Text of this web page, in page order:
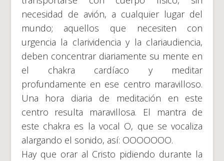
necesidad de avión, a cualquier lugar del
mundo; aquellos que necesiten con
urgencia la clarividencia y la clariaudiencia,
deben concentrar diariamente su mente en
el chakra cardíaco y meditar
profundamente en ese centro maravilloso.
Una hora diaria de meditación en este
centro resulta maravillosa. El mantra de
este chakra es la vocal O, que se vocaliza
alargando el sonido, así: OOOOOOO.
Hay que orar al Cristo pidiendo durante la